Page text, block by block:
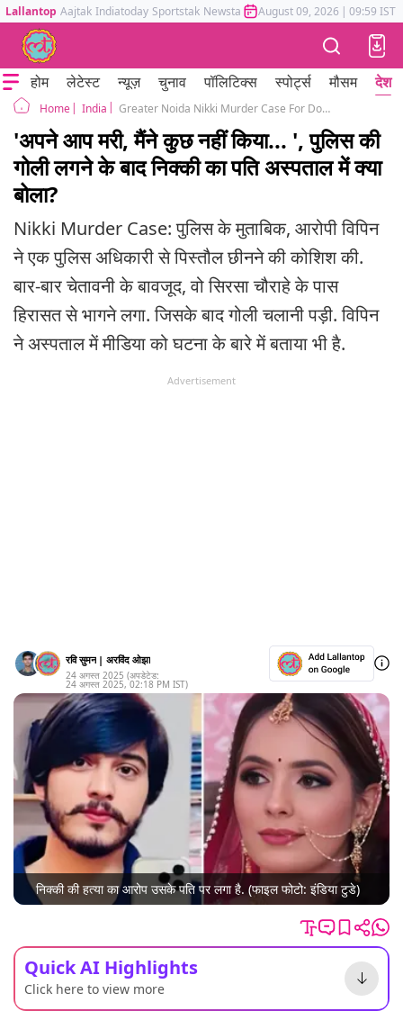
Lallantop Aajtak Indiatoday Sportstak Newstak Mumbai Tak Astrotak
August 09, 2026 | 09:59 IST
होम लेटेस्ट न्यूज़ चुनाव पॉलिटिक्स स्पोर्ट्स मौसम देश
Home India Greater Noida Nikki Murder Case For Dowery Accused Husband Encounter
'अपने आप मरी, मैंने कुछ नहीं किया... ', पुलिस की
गोली लगने के बाद निक्की का पति अस्पताल में क्या
बोला?
Nikki Murder Case: पुलिस के मुताबिक, आरोपी विपिन
ने एक पुलिस अधिकारी से पिस्तौल छीनने की कोशिश की.
बार-बार चेतावनी के बावजूद, वो सिरसा चौराहे के पास
हिरासत से भागने लगा. जिसके बाद गोली चलानी पड़ी. विपिन
ने अस्पताल में मीडिया को घटना के बारे में बताया भी है.
Advertisement
रवि सुमन | अरविंद ओझा
24 अगस्त 2025 (अपडेटेड:
24 अगस्त 2025, 02:18 PM IST)
निक्की की हत्या का आरोप उसके पति पर लगा है. (फाइल फोटो: इंडिया टुडे)
Quick AI Highlights
Click here to view more